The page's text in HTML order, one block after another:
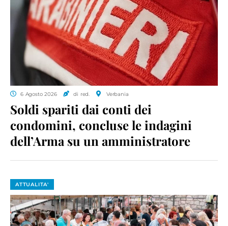
6 Agosto 2026 di red. Verbania
Soldi spariti dai conti dei
condomini, concluse le indagini
dell’Arma su un amministratore
ATTUALITA'